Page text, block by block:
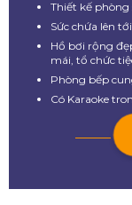
Thiết kế
Sức chứa lên
Hồ bơi rộng
mái, tổ chức
Phòng bếp
Có Karaoke